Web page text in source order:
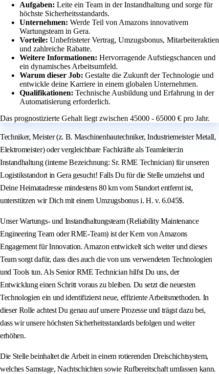
Aufgaben: Leite ein Team in der Instandhaltung und sorge für
höchste Sicherheitsstandards.
Unternehmen: Werde Teil von Amazons innovativem
Wartungsteam in Gera.
Vorteile: Unbefristeter Vertrag, Umzugsbonus, Mitarbeiteraktien
und zahlreiche Rabatte.
Weitere Informationen: Hervorragende Aufstiegschancen und
ein dynamisches Arbeitsumfeld.
Warum dieser Job: Gestalte die Zukunft der Technologie und
entwickle deine Karriere in einem globalen Unternehmen.
Qualifikationen: Technische Ausbildung und Erfahrung in der
Automatisierung erforderlich.
Das prognostizierte Gehalt liegt zwischen 45000 - 65000 € pro Jahr.
Techniker, Meister (z. B. Maschinenbautechniker, Industriemeister Metall,
Elektromeister) oder vergleichbare Fachkräfte als Teamleiter:in
Instandhaltung (interne Bezeichnung: Sr. RME Technician) für unseren
Logistikstandort in Gera gesucht! Falls Du für die Stelle umziehst und
Deine Heimatadresse mindestens 80 km vom Standort entfernt ist,
unterstützen wir Dich mit einem Umzugsbonus i. H. v. 6.045$.
Unser Wartungs- und Instandhaltungsteam (Reliability Maintenance
Engineering Team oder RME-Team) ist der Kern von Amazons
Engagement für Innovation. Amazon entwickelt sich weiter und dieses
Team sorgt dafür, dass dies auch die von uns verwendeten Technologien
und Tools tun. Als Senior RME Technician hilfst Du uns, der
Entwicklung einen Schritt voraus zu bleiben. Du setzt die neuesten
Technologien ein und identifizierst neue, effiziente Arbeitsmethoden. In
dieser Rolle achtest Du genau auf unsere Prozesse und trägst dazu bei,
dass wir unsere höchsten Sicherheitsstandards befolgen und weiter
erhöhen.
Die Stelle beinhaltet die Arbeit in einem rotierenden Dreischichtsystem,
welches Samstage, Nachtschichten sowie Rufbereitschaft umfassen kann.